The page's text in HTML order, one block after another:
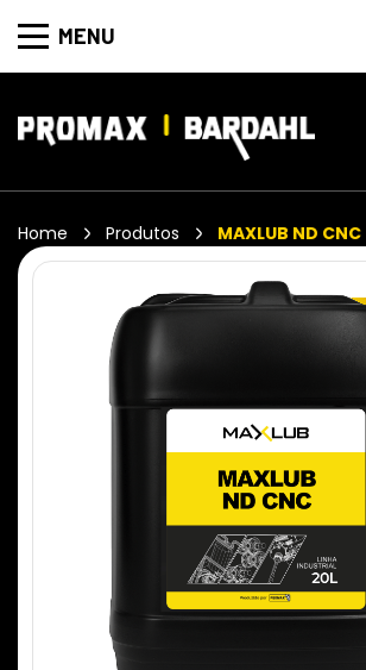
MENU
Home Produtos MAXLUB ND CNC